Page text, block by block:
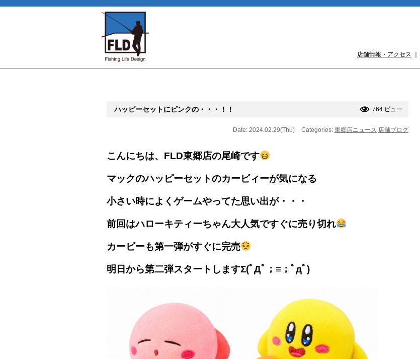
店舗情報・アクセス
ハッピーセットにピンクの・・・！！ 764 ビュー
Date: 2024.02.29(Thu) Categories: 東郷店ニュース 店舗ブログ
こんにちは、FLD東郷店の尾崎です
マックのハッピーセットのカービィーが気になる
小さい時によくゲームやってた思い出が・・・
前回はハローキティーちゃん大人気ですぐに売り切れ
カービーも第一弾がすぐに完売
明日から第二弾スタートしますΣ(ﾟДﾟ；≡；ﾟдﾟ)